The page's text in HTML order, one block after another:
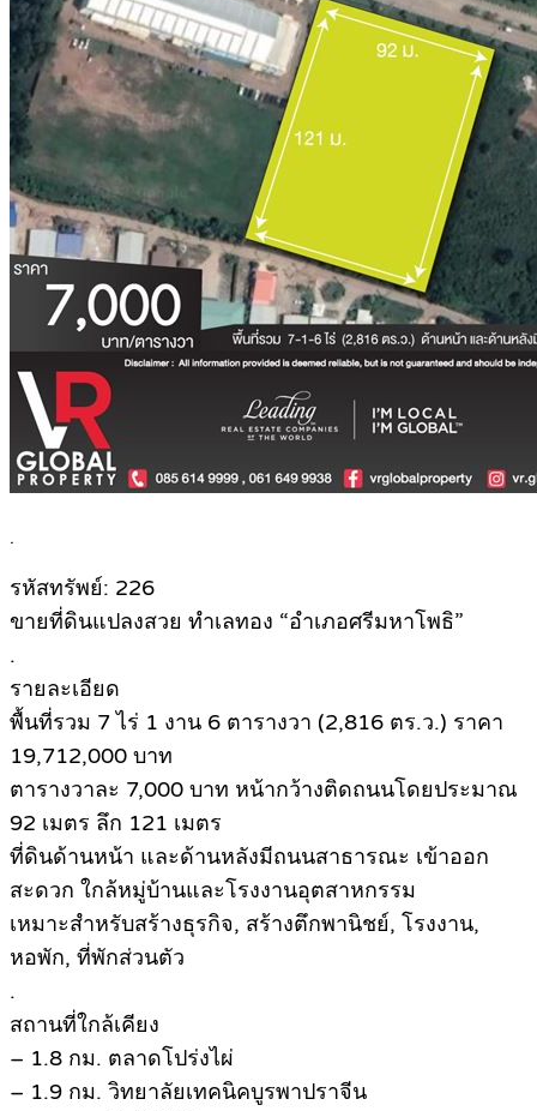
.
รหัสทรัพย์: 226
ขายที่ดินแปลงสวย ทำเลทอง “อำเภอศรีมหาโพธิ”
.
รายละเอียด
พื้นที่รวม 7 ไร่ 1 งาน 6 ตารางวา (2,816 ตร.ว.) ราคา
19,712,000 บาท
ตารางวาละ 7,000 บาท หน้ากว้างติดถนนโดยประมาณ
92 เมตร ลึก 121 เมตร
ที่ดินด้านหน้า และด้านหลังมีถนนสาธารณะ เข้าออก
สะดวก ใกล้หมู่บ้านและโรงงานอุตสาหกรรม
เหมาะสำหรับสร้างธุรกิจ, สร้างตึกพานิชย์, โรงงาน,
หอพัก, ที่พักส่วนตัว
.
สถานที่ใกล้เคียง
– 1.8 กม. ตลาดโปร่งไผ่
– 1.9 กม. วิทยาลัยเทคนิคบูรพาปราจีน